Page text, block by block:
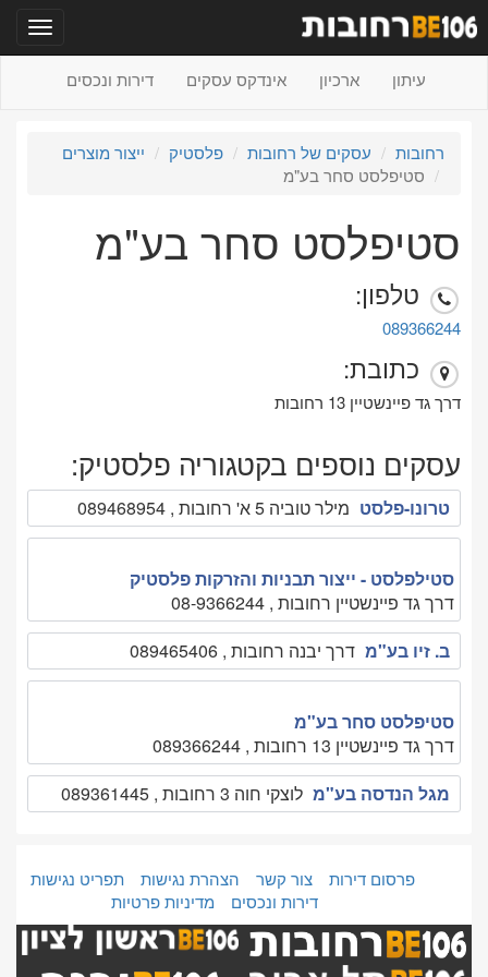
עיתון ארכיון אינדקס עסקים דירות ונכסים
רחובות עסקים של רחובות פלסטיק
ייצור מוצרים
סטיפלסט סחר בע"מ
סטיפלסט סחר בע"מ
טלפון:
089366244
כתובת:
דרך גד פיינשטיין 13 רחובות
עסקים נוספים בקטגוריה פלסטיק:
טרונו-פלסט מילר טוביה 5 א' רחובות , 089468954
סטילפלסט - ייצור תבניות והזרקות פלסטיק
דרך גד פיינשטיין רחובות , 08-9366244
ב. זיו בע"מ דרך יבנה רחובות , 089465406
סטיפלסט סחר בע"מ
דרך גד פיינשטיין 13 רחובות , 089366244
מגל הנדסה בע"מ לוצקי חוה 3 רחובות , 089361445
פרסום דירות צור קשר הצהרת נגישות
תפריט נגישות
דירות ונכסים
מדיניות פרטיות